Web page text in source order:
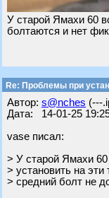
У старой Ямахи 60
болтаются и нет
Re: Проблемы при
Автор: s@nches (---
Дата: 14-01-25
vase писал:
> У старой Ямахи
> установить на
> средний болт не